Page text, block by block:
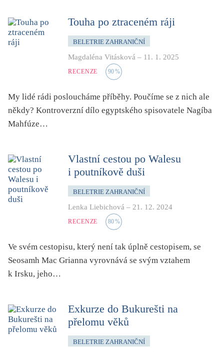
zvíře
Touha po ztraceném ráji
BELETRIE ZAHRANIČNÍ
Magdaléna Vitásková – 11. 1. 2025
RECENZE 90%
My lidé rádi posloucháme příběhy. Poučíme se z nich ale
někdy? Kontroverzní dílo egyptského spisovatele Nagíba
Mahfúze…
Vlastní cestou po Walesu
i poutníkově duši
BELETRIE ZAHRANIČNÍ
Lenka Liebichová – 21. 12. 2024
RECENZE 80%
Ve svém cestopisu, který není tak úplně cestopisem, se
Seosamh Mac Grianna vyrovnává se svým vztahem
k Irsku, jeho…
Exkurze do Bukurešti na
přelomu věků
BELETRIE ZAHRANIČNÍ